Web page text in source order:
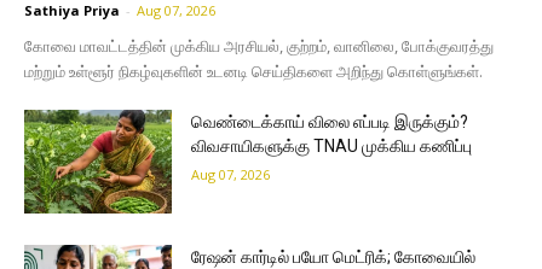
Sathiya Priya - Aug 07, 2026
கோவை மாவட்டத்தின் முக்கிய அரசியல், குற்றம், வானிலை, போக்குவரத்து
மற்றும் உள்ளூர் நிகழ்வுகளின் உடனடி செய்திகளை அறிந்து கொள்ளுங்கள்.
வெண்டைக்காய் விலை எப்படி இருக்கும்?
விவசாயிகளுக்கு TNAU முக்கிய கணிப்பு
Aug 07, 2026
ரேஷன் கார்டில் பயோ மெட்ரிக்; கோவையில்